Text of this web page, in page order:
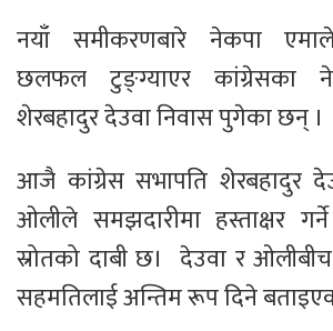
नयाँ समीकरणबारे नेकपा
छलफल टुङ्ग्याएर कांग्रेसका
शेरबहादुर देउवा निवास पुगेका छन् ।
आजै कांग्रेस सभापति शेरबहादुर
ओलीले समझदारीमा हस्ताक्षर
स्रोतको दाबी छ। देउवा र
सहमतिलाई अन्तिम रूप दिने